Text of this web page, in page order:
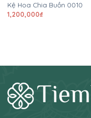
Kệ Hoa Chia Buồn 0010
1,200,000₫